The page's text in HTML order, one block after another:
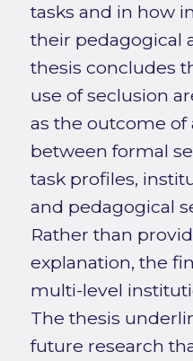
tasks and in how
their pedagogical
thesis concludes
use of seclusion
as the outcome of
between formal
task profiles,
and pedagogical
Rather than
explanation, the
multi-level
The thesis
future research